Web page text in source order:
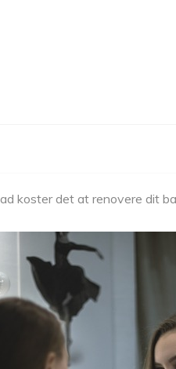
koster det at renovere dit